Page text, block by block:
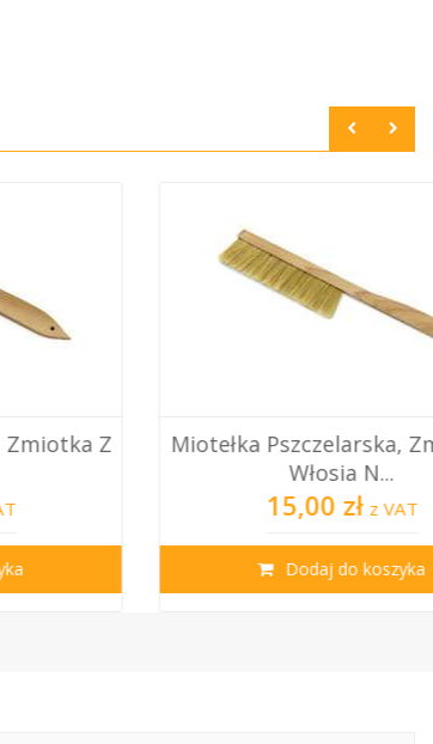
Miotełka Pszczelarska, Zmiotka Z
z VAT
Dodaj do koszyka